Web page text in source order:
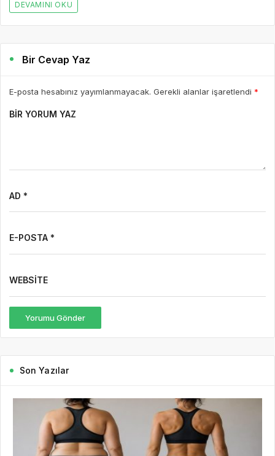
DEVAMINI OKU
Bir Cevap Yaz
E-posta hesabınız yayımlanmayacak. Gerekli alanlar işaretlendi *
BIR YORUM YAZ
AD *
E-POSTA *
WEBSITE
Yorumu Gönder
Son Yazılar